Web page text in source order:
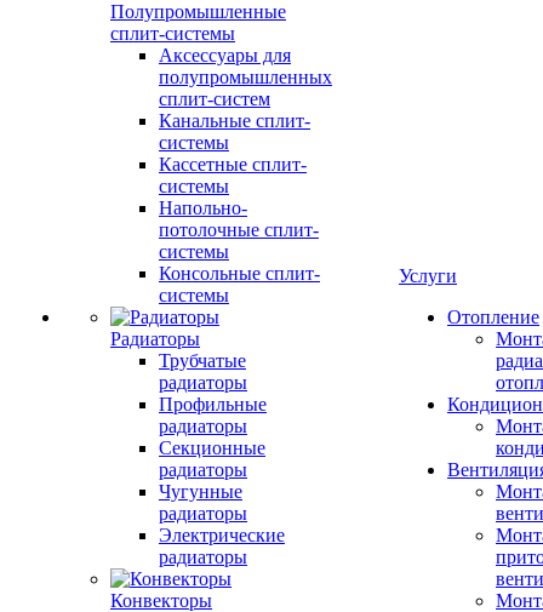
Полупромышленные
сплит-системы
Аксессуары для
полупромышленных
сплит-систем
Канальные сплит-
системы
Кассетные сплит-
системы
Напольно-
потолочные сплит-
системы
Консольные сплит-
системы
Радиаторы
Трубчатые
радиаторы
Профильные
радиаторы
Секционные
радиаторы
Чугунные
радиаторы
Электрические
радиаторы
Конвекторы
Услуги
Отопление